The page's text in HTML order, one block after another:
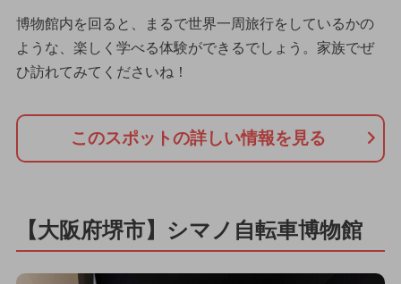
博物館内を回ると、まるで世界一周旅行をしているかの
ような、楽しく学べる体験ができるでしょう。家族でぜ
ひ訪れてみてくださいね！
このスポットの詳しい情報を見る
【大阪府堺市】シマノ自転車博物館